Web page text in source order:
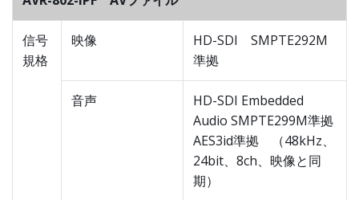
信号
規格
映像
HD-SDI SMPTE292M
準拠
音声
HD-SDI Embedded
Audio SMPTE299M準拠
AES3id準拠 （48kHz、
24bit、8ch、映像と同
期）